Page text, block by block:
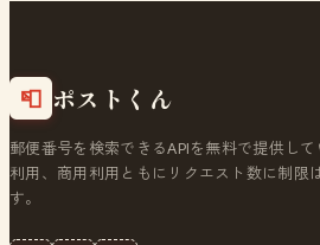
📮 ポストくん
郵便番号を検索できるAPIを無料で提供して
利用、商用利用ともにリクエスト数に制限
す。